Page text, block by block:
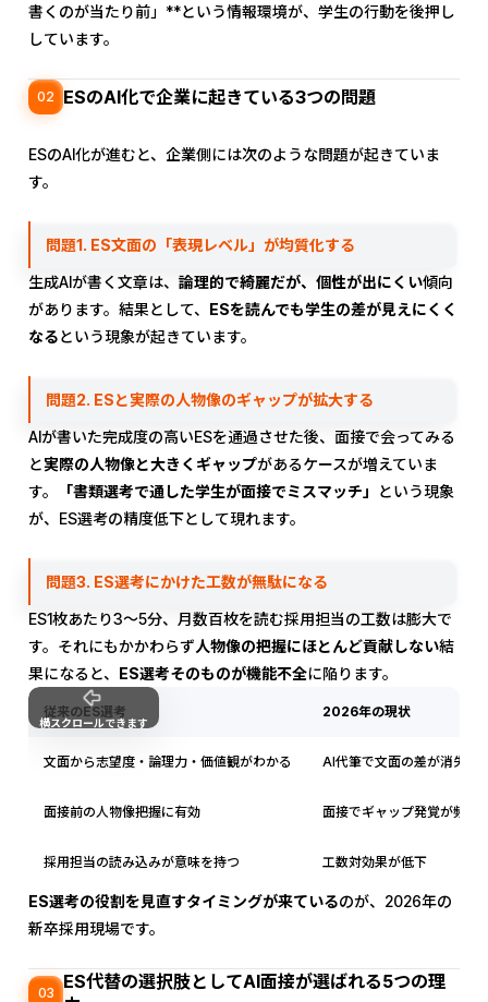
書くのが当たり前」**という情報環境が、学生の行動を後押し
しています。
02 ESのAI化で企業に起きている3つの問題
ESのAI化が進むと、企業側には次のような問題が起きていま
す。
問題1. ES文面の「表現レベル」が均質化する
生成AIが書く文章は、 論理的で綺麗だが、個性が出にくい傾向
があります。結果として、 ESを読んでも学生の差が見えにくく
なるという現象が起きています。
問題2. ESと実際の人物像のギャップが拡大する
AIが書いた完成度の高いESを通過させた後、面接で会ってみる
と実際の人物像と大きくギャップがあるケースが増えていま
す。
「書類選考で通した学生が面接でミスマッチ」
という現象
が、ES選考の精度低下として現れます。
問題3. ES選考にかけた工数が無駄になる
ES1枚あたり3〜5分、月数百枚を読む採用担当の工数は膨大で
す。それにもかかわらず人物像の把握にほとんど貢献しない結
果になると、 ES選考そのものが機能不全に陥ります。
横スクロールできます
従来のES選考
文面から志望度・論理力・価値観がわかる
面接前の人物像把握に有効
採用担当の読み込みが意味を持つ
2026年の現状
AI代筆で文面の差が消失
面接でギャップ発覚が頻発
工数対効果が低下
ES選考の役割を見直すタイミングが来ているのが、2026年の
新卒採用現場です。
03
ES代替の選択肢としてAI面接が選ばれる5つの理